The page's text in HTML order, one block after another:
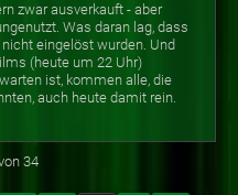
zwar ausverkauft - aber
Was daran lag, dass
eingelöst wurden. Und
(heute um 22 Uhr)
ist, kommen alle, die
auch heute damit rein.
34